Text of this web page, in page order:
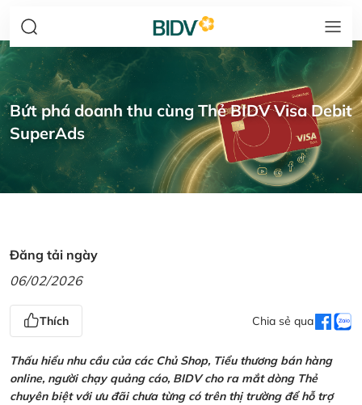
Bứt phá doanh thu cùng Thẻ BIDV Visa Debit
SuperAds
Đăng tải ngày
06/02/2026
Thích Chia sẻ qua
Thấu hiểu nhu cầu của các Chủ Shop, Tiểu thương bán hàng
online, người chạy quảng cáo, BIDV cho ra mắt dòng Thẻ
chuyên biệt với ưu đãi chưa từng có trên thị trường để hỗ trợ